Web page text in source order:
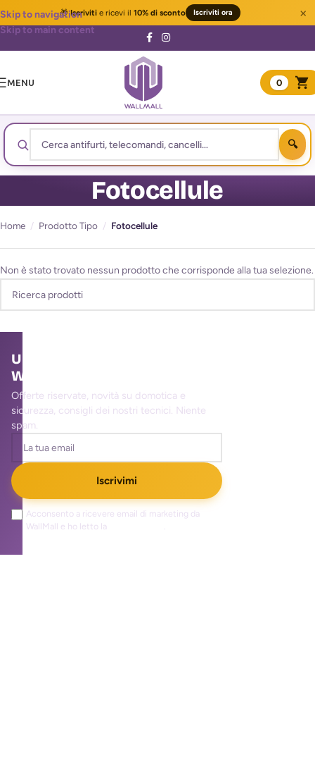
🎁Iscrivitie ricevi il 10% di sconto Iscriviti ora ×
Skip to navigation
Skip to main content
MENU 0
Fotocellule
Home / Prodotto Tipo / Fotocellule
Non è stato trovato nessun prodotto che corrisponde alla tua selezione.
Unisciti alla community
WallMall
Offerte riservate, novità su domotica e
sicurezza, consigli dei nostri tecnici. Niente
spam.
Iscrivimi
Acconsento a ricevere email di marketing da
WallMall e ho letto la
.